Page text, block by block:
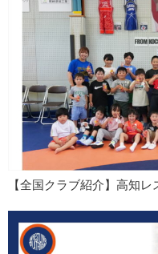
【全国クラブ紹介】高知レ